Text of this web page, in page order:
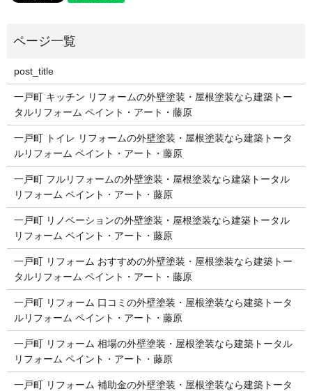
post_title
一戸町 キッチン リフォームの外壁塗装・屋根塗装なら建築トー
タルリフォーム ペイント・アート・藤原
一戸町 トイレ リフォームの外壁塗装・屋根塗装なら建築トータ
ルリフォーム ペイント・アート・藤原
一戸町 フルリフォームの外壁塗装・屋根塗装なら建築トータル
リフォーム ペイント・アート・藤原
一戸町 リノベーションの外壁塗装・屋根塗装なら建築トータル
リフォーム ペイント・アート・藤原
一戸町 リフォーム おすすめの外壁塗装・屋根塗装なら建築トー
タルリフォーム ペイント・アート・藤原
一戸町 リフォーム 口コミの外壁塗装・屋根塗装なら建築トータ
ルリフォーム ペイント・アート・藤原
一戸町 リフォーム 相場の外壁塗装・屋根塗装なら建築トータル
リフォーム ペイント・アート・藤原
一戸町 リフォーム 補助金の外壁塗装・屋根塗装なら建築トータ